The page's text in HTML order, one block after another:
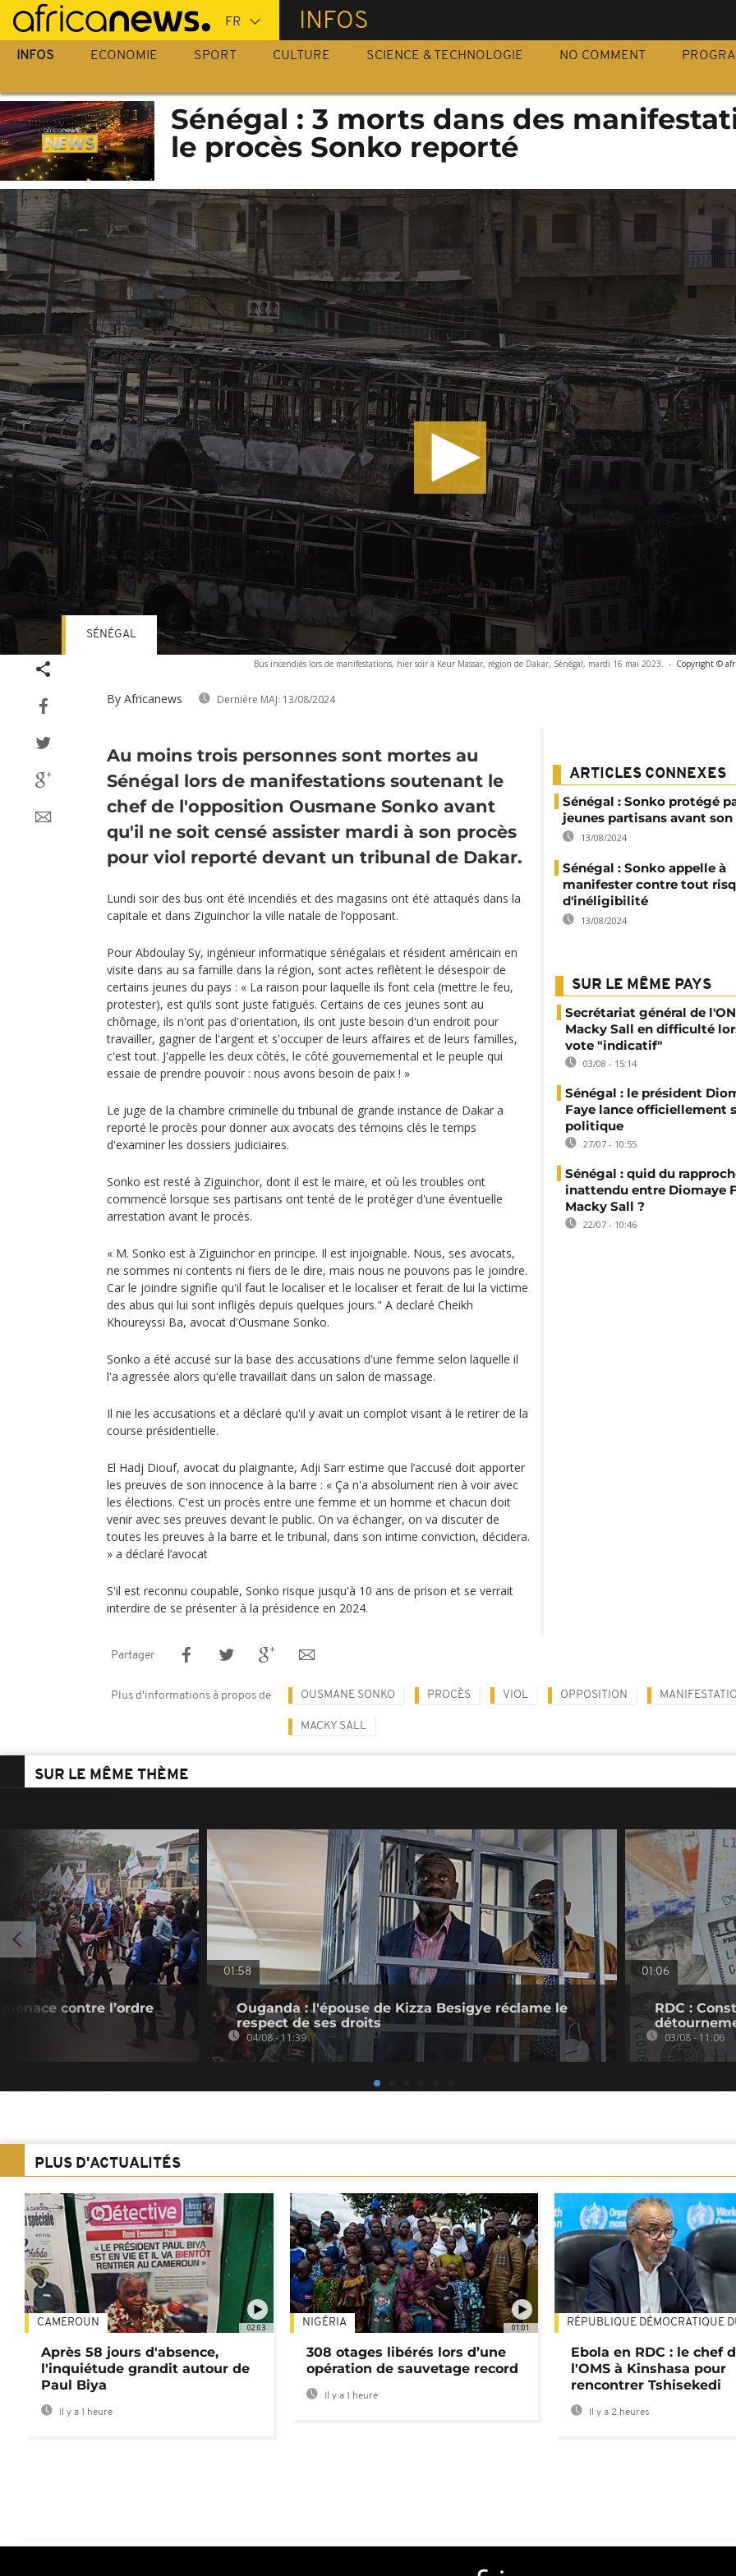
Passer
au
contenu
INFOS
INFOS ECONOMIE SPORT CULTURE SCIENCE & TECHNOLOGIE NO COMMENT
Sénégal : 3 morts dans des
le procès Sonko reporté
Bus incendiés lors de manifestations, hier soir à Keur Massar, région de Dakar, Sénégal, mardi 16 mai 2023. - Copyright ©
By Africanews Dernière MAJ: 13/08/2024
SÉNÉGAL
Au moins trois personnes sont mortes au
Sénégal lors de manifestations soutenant le
chef de l'opposition Ousmane Sonko avant
qu'il ne soit censé assister mardi à son procès
pour viol reporté devant un tribunal de Dakar.
Lundi soir des bus ont été incendiés et des magasins ont été attaqués dans la
capitale et dans Ziguinchor la ville natale de l’opposant.
Pour Abdoulay Sy, ingénieur informatique sénégalais et résident américain en
visite dans au sa famille dans la région, sont actes reflètent le désespoir de
certains jeunes du pays : « La raison pour laquelle ils font cela (mettre le feu,
protester), est qu’ils sont juste fatigués. Certains de ces jeunes sont au
chômage, ils n'ont pas d'orientation, ils ont juste besoin d'un endroit pour
travailler, gagner de l'argent et s'occuper de leurs affaires et de leurs familles,
c'est tout. J'appelle les deux côtés, le côté gouvernemental et le peuple qui
essaie de prendre pouvoir : nous avons besoin de paix ! »
Le juge de la chambre criminelle du tribunal de grande instance de Dakar a
reporté le procès pour donner aux avocats des témoins clés le temps
d'examiner les dossiers judiciaires.
Sonko est resté à Ziguinchor, dont il est le maire, et où les troubles ont
commencé lorsque ses partisans ont tenté de le protéger d'une éventuelle
arrestation avant le procès.
« M. Sonko est à Ziguinchor en principe. Il est injoignable. Nous, ses avocats,
ne sommes ni contents ni fiers de le dire, mais nous ne pouvons pas le joindre.
Car le joindre signifie qu'il faut le localiser et le localiser et ferait de lui la victime
des abus qui lui sont infligés depuis quelques jours." A declaré Cheikh
Khoureyssi Ba, avocat d'Ousmane Sonko.
Sonko a été accusé sur la base des accusations d'une femme selon laquelle il
l'a agressée alors qu'elle travaillait dans un salon de massage.
Il nie les accusations et a déclaré qu'il y avait un complot visant à le retirer de la
course présidentielle.
El Hadj Diouf, avocat du plaignante, Adji Sarr estime que l’accusé doit apporter
les preuves de son innocence à la barre : « Ça n'a absolument rien à voir avec
les élections. C'est un procès entre une femme et un homme et chacun doit
venir avec ses preuves devant le public. On va échanger, on va discuter de
toutes les preuves à la barre et le tribunal, dans son intime conviction, décidera.
» a déclaré l’avocat
S'il est reconnu coupable, Sonko risque jusqu'à 10 ans de prison et se verrait
interdire de se présenter à la présidence en 2024.
ARTICLES CONNEXES
Sénégal : Sonko protégé
jeunes partisans avant son
13/08/2024
Sénégal : Sonko appelle à
manifester contre tout
d'inéligibilité
13/08/2024
SUR LE MÊME PAYS
Secrétariat général de
Macky Sall en difficulté
vote "indicatif"
03/08 - 15:14
Sénégal : le président
Faye lance officiellement
politique
27/07 - 10:55
Sénégal : quid du
inattendu entre Diomaye
Macky Sall ?
22/07 - 10:46
Partager
Plus d'informations à propos de OUSMANE SONKO PROCÈS VIOL OPPOSITION
MACKY SALL
SUR LE MÊME THÈME
contre l’ordre
01:58
Ouganda : l'épouse de Kizza Besigye réclame le
respect de ses droits
04/08 - 11:39
01:06
RDC :
03/08 - 11:06
PLUS D'ACTUALITÉS
02:03
CAMEROUN
Après 58 jours d'absence,
l'inquiétude grandit autour de
Paul Biya
Il y a 1 heure
01:01
NIGÉRIA
308 otages libérés lors d’une
opération de sauvetage record
Il y a 1 heure
RÉPUBLIQUE DÉMOCRATIQUE
Ebola en RDC : le chef
l'OMS à Kinshasa pour
rencontrer Tshisekedi
Il y a 2 heures